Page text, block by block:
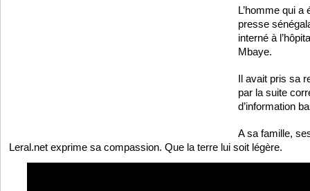
L’homme qui a
presse
interné à
Mbaye.
Il avait pris sa
par la suite
d’information
A sa famille,
Leral.net exprime sa compassion. Que la terre lui soit légère.